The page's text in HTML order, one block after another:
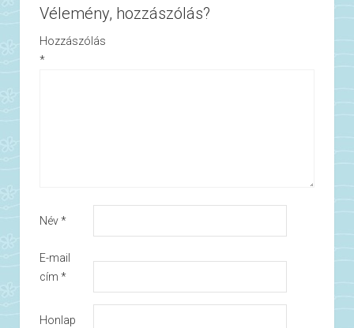
Vélemény, hozzászólás?
Hozzászólás
*
Név*
E-mail
cím *
Honlap